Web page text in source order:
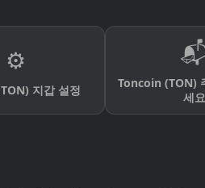
⚙️
지갑 설정
Toncoin (TON)
세요